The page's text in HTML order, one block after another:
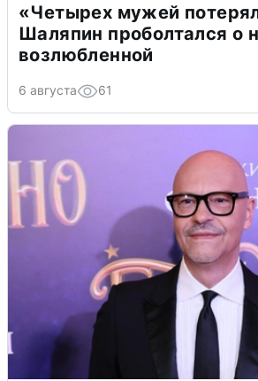
«Четырех мужей
Шаляпин проболтался о
возлюбленной
6 августа 61